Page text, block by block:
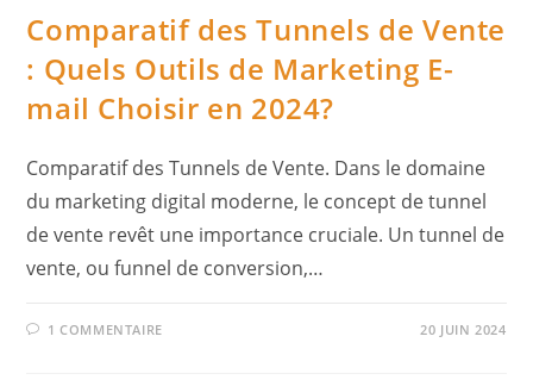
Comparatif des Tunnels de Vente
: Quels Outils de Marketing E-
mail Choisir en 2024?
Comparatif des Tunnels de Vente. Dans le domaine
du marketing digital moderne, le concept de tunnel
de vente revêt une importance cruciale. Un tunnel de
vente, ou funnel de conversion,…
1 COMMENTAIRE 20 JUIN 2024